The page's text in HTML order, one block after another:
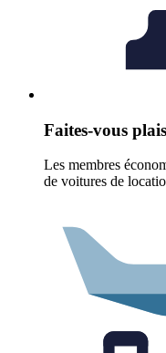
Faites-vous
Les membres
de voitures de